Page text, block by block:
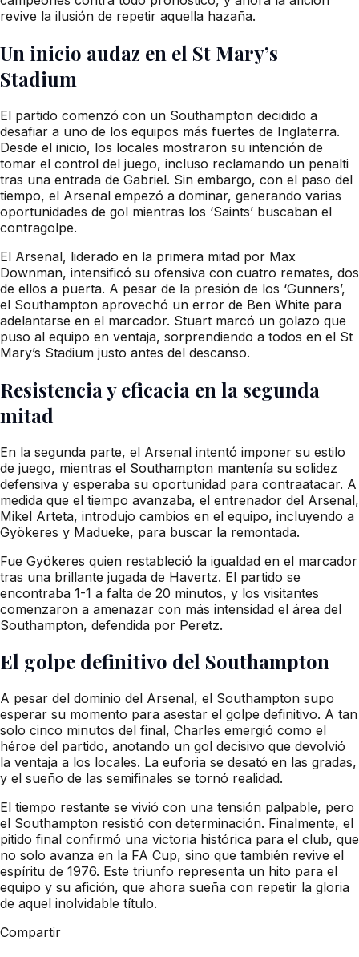
revive la ilusión de repetir aquella hazaña.
Un inicio audaz en el St Mary’s
Stadium
El partido comenzó con un Southampton decidido a
desafiar a uno de los equipos más fuertes de Inglaterra.
Desde el inicio, los locales mostraron su intención de
tomar el control del juego, incluso reclamando un penalti
tras una entrada de Gabriel. Sin embargo, con el paso del
tiempo, el Arsenal empezó a dominar, generando varias
oportunidades de gol mientras los ‘Saints’ buscaban el
contragolpe.
El Arsenal, liderado en la primera mitad por Max
Downman, intensificó su ofensiva con cuatro remates, dos
de ellos a puerta. A pesar de la presión de los ‘Gunners’,
el Southampton aprovechó un error de Ben White para
adelantarse en el marcador. Stuart marcó un golazo que
puso al equipo en ventaja, sorprendiendo a todos en el St
Mary’s Stadium justo antes del descanso.
Resistencia y eficacia en la segunda
mitad
En la segunda parte, el Arsenal intentó imponer su estilo
de juego, mientras el Southampton mantenía su solidez
defensiva y esperaba su oportunidad para contraatacar. A
medida que el tiempo avanzaba, el entrenador del Arsenal,
Mikel Arteta, introdujo cambios en el equipo, incluyendo a
Gyökeres y Madueke, para buscar la remontada.
Fue Gyökeres quien restableció la igualdad en el marcador
tras una brillante jugada de Havertz. El partido se
encontraba 1-1 a falta de 20 minutos, y los visitantes
comenzaron a amenazar con más intensidad el área del
Southampton, defendida por Peretz.
El golpe definitivo del Southampton
A pesar del dominio del Arsenal, el Southampton supo
esperar su momento para asestar el golpe definitivo. A tan
solo cinco minutos del final, Charles emergió como el
héroe del partido, anotando un gol decisivo que devolvió
la ventaja a los locales. La euforia se desató en las gradas,
y el sueño de las semifinales se tornó realidad.
El tiempo restante se vivió con una tensión palpable, pero
el Southampton resistió con determinación. Finalmente, el
pitido final confirmó una victoria histórica para el club, que
no solo avanza en la FA Cup, sino que también revive el
espíritu de 1976. Este triunfo representa un hito para el
equipo y su afición, que ahora sueña con repetir la gloria
de aquel inolvidable título.
Compartir